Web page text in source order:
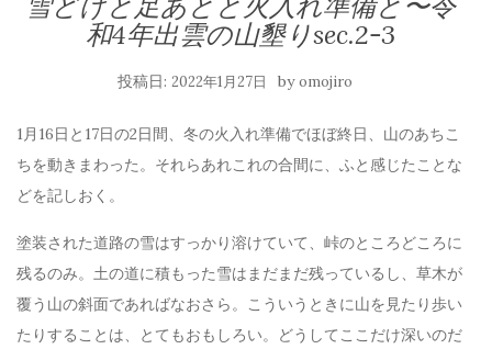
和4年出雲の山墾りsec.2-3
投稿日: 2022年1月27日 byomojiro
1月16日と17日の2日間、冬の火入れ準備でほぼ終日、山のあちこ
ちを動きまわった。それらあれこれの合間に、ふと感じたことな
どを記しおく。
塗装された道路の雪はすっかり溶けていて、峠のところどころに
残るのみ。土の道に積もった雪はまだまだ残っているし、草木が
覆う山の斜面であればなおさら。こういうときに山を見たり歩い
たりすることは、とてもおもしろい。どうしてここだけ深いのだ